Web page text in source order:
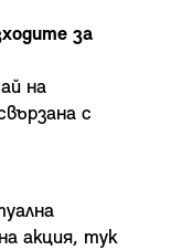
за
на
с
акция, тук